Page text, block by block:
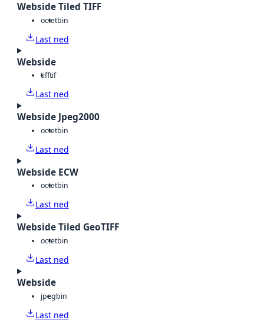
Webside Tiled TIFF
octetbin
Last ned
Webside
tifftif
Last ned
Webside Jpeg2000
octetbin
Last ned
Webside ECW
octetbin
Last ned
Webside Tiled GeoTIFF
octetbin
Last ned
Webside
jpegbin
Last ned